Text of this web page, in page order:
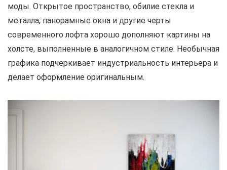
моды. Открытое пространство, обилие стекла и
металла, панорамные окна и другие черты
современного лофта хорошо дополняют картины на
холсте, выполненные в аналогичном стиле. Необычная
графика подчеркивает индустриальность интерьера и
делает оформление оригинальным.